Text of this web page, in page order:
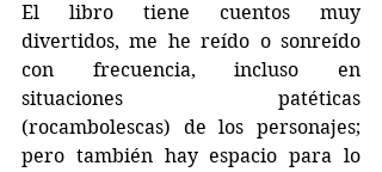
El libro tiene cuentos muy
divertidos, me he reído o sonreído
con frecuencia, incluso en
situaciones patéticas
(rocambolescas) de los personajes;
pero también hay espacio para lo